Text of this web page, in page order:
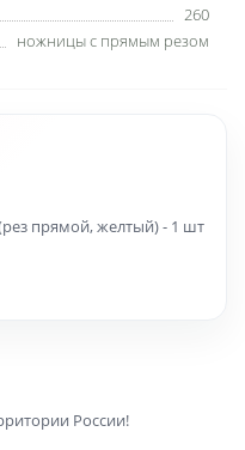
260
ножницы с прямым резом
прямой, желтый) - 1 шт
России!